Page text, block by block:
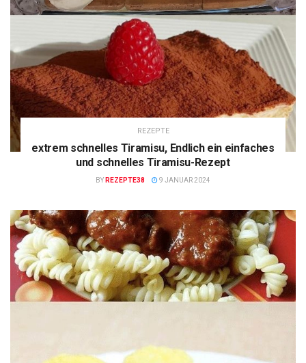
REZEPTE
extrem schnelles Tiramisu, Endlich ein einfaches
und schnelles Tiramisu-Rezept
BY REZEPTE38 9 JANUAR 2024